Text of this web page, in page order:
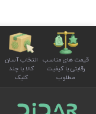
قیمت های مناسب
رقابتی با کیفیت
مطلوب
انتخاب آسان
کالا با چند
کلیک